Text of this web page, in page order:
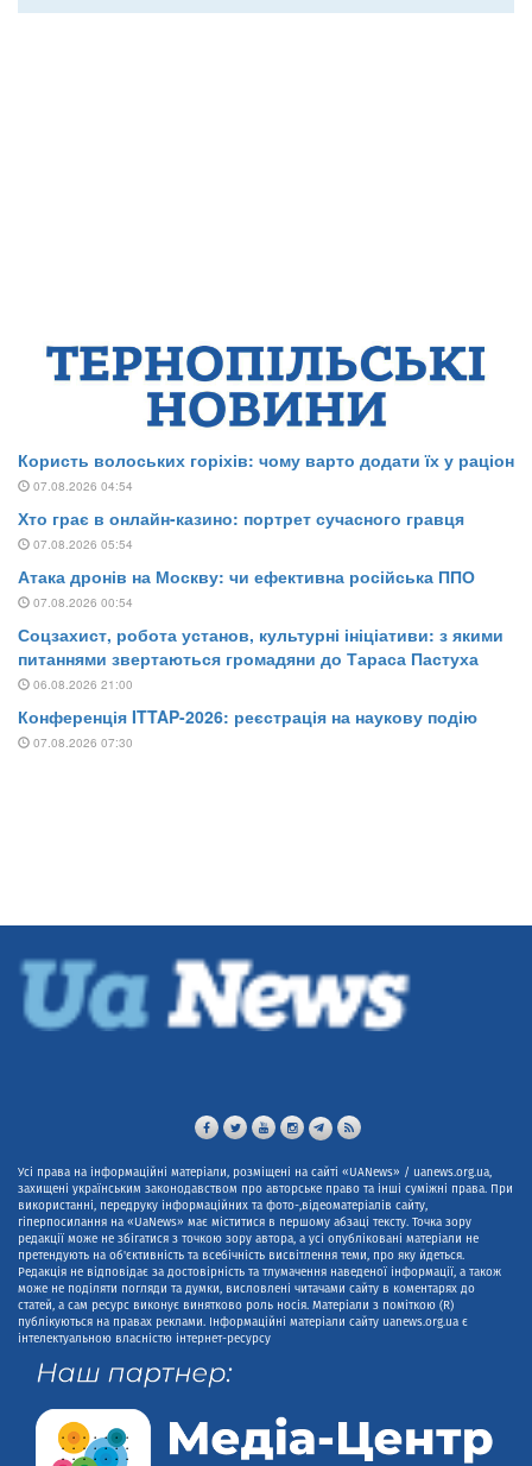
Усі права на інформаційні матеріали, розміщені на сайті «UANews» / uanews.org.ua,
захищені українським законодавством про авторське право та інші суміжні права. При
використанні, передруку інформаційних та фото-,відеоматеріалів сайту,
гіперпосилання на «UaNews» має міститися в першому абзаці тексту. Точка зору
редакції може не збігатися з точкою зору автора, а усі опубліковані матеріали не
претендують на об'єктивність та всебічність висвітлення теми, про яку йдеться.
Редакція не відповідає за достовірність та тлумачення наведеної інформації, а також
може не поділяти погляди та думки, висловлені читачами сайту в коментарях до
статей, а сам ресурс виконує винятково роль носія. Матеріали з поміткою (R)
публікуються на правах реклами. Інформаційні матеріали сайту uanews.org.ua є
інтелектуальною власністю інтернет-ресурсу